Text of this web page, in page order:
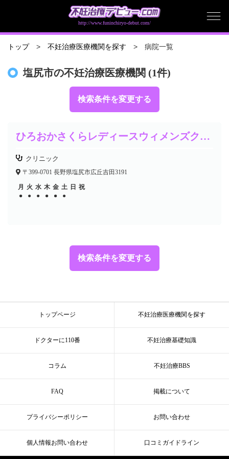
http://www.funinchiryo-debut.com/
トップ 不妊治療医療機関を探す 病院一覧
検索条件を変更する
塩尻市の不妊治療医療機関 (1件)
検索条件を変更する
ひろおかさくらレディースウィメンズクリニック
クリニック
〒399-0701 長野県塩尻市広丘吉田3191
月 火 水 木 金 土 日 祝
●
● ● ● ● ●
● ● ●
トップページ 不妊治療医療機関を探す
ドクターに110番 不妊治療基礎知識
コラム 不妊治療BBS
FAQ 掲載について
プライバシーポリシー お問い合わせ
個人情報お問い合わせ 口コミガイドライン